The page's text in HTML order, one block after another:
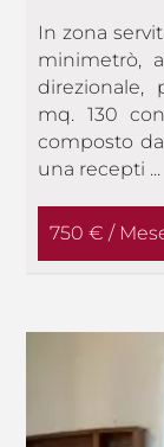
In zona
minimetrò,
direzionale,
mq. 130
composto
una recepti ...
750 € /